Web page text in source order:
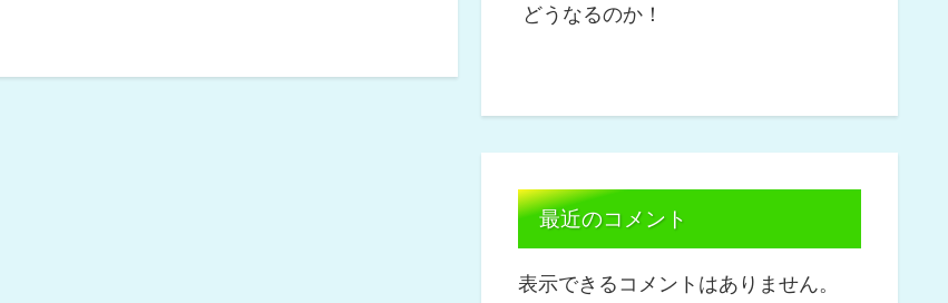
どうなるのか！
最近のコメント
表示できるコメントはありません。